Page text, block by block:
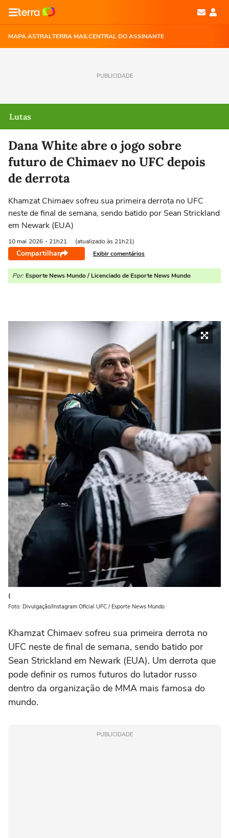
MAPA ASTRALTERRA MAILCENTRAL DO ASSINANTE
PUBLICIDADE
Lutas
Dana White abre o jogo sobre
futuro de Chimaev no UFC depois
de derrota
Khamzat Chimaev sofreu sua primeira derrota no UFC
neste de final de semana, sendo batido por Sean Strickland
em Newark (EUA)
10 mai 2026 - 21h21 (atualizado às 21h21)
Compartilhar Exibir comentários
Por: Esporte News Mundo / Licenciado de Esporte News Mundo
(
Foto: Divulgação/Instagram Oficial UFC / Esporte News Mundo
Khamzat Chimaev sofreu sua primeira derrota no
UFC neste de final de semana, sendo batido por
Sean Strickland em Newark (EUA). Um derrota que
pode definir os rumos futuros do lutador russo
dentro da organização de MMA mais famosa do
mundo.
PUBLICIDADE